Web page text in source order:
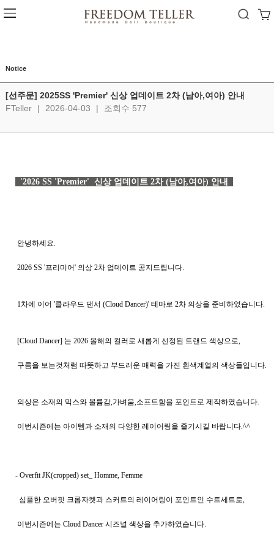
Notice
[선주문] 2025SS 'Premier' 신상 업데이트 2차 (남아,여아) 안내
FTeller
| 2026-04-03 | 조회수 577
  '2026 SS 'Premier'  신상 업데이트 2차 (남아,여아) 안내
   안녕하세요.
   2026 SS '프리미어' 의상 2차 업데이트 공지드립니다.
   1차에 이어 '클라우드 댄서 (Cloud Dancer)' 테마로 2차 의상을 준비하였습니다.
   [Cloud Dancer] 는 2026 올해의 컬러로 새롭게 선정된 트랜드 색상으로,
   구름을 보는것처럼 따뜻하고 부드러운 매력을 가진 흰색계열의 색상들입니다.
   의상은 소재의 믹스와 볼륨감,가벼움,소프트함을 포인트로 제작하였습니다.
   이번시즌에는 아이템과 소재의 다양한 레이어링을 즐기시길 바랍니다.^^
  -
Overfit JK(cropped) set_ Homme, Femme
심플한 오버핏 크롭자켓과 스커트의 레이어링이 포인트인 수트세트로,
이번시즌에는 Cloud Dancer 시즈널 색상을 추가하였습니다.